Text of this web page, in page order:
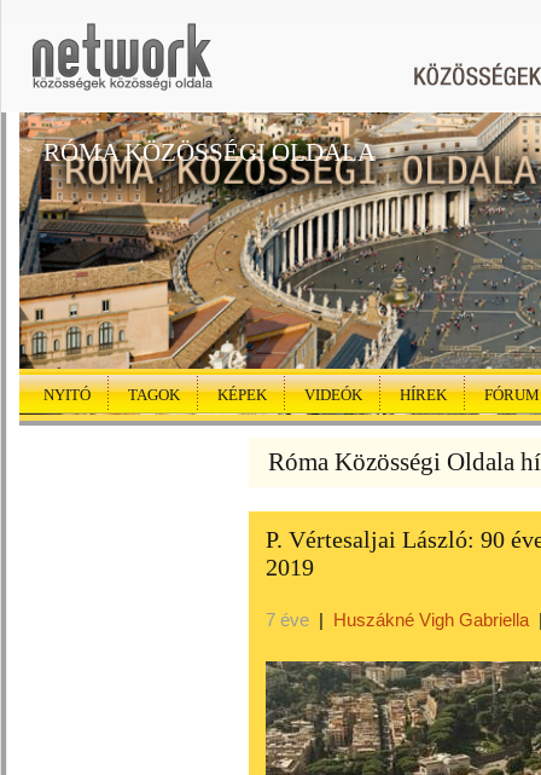
RÓMA KÖZÖSSÉGI OLDALA
NYITÓ TAGOK KÉPEK VIDEÓK HÍREK FÓRUM
Róma Közösségi Oldala
P. Vértesaljai László: 90
2019
7 éve | Huszákné Vigh Gabriella